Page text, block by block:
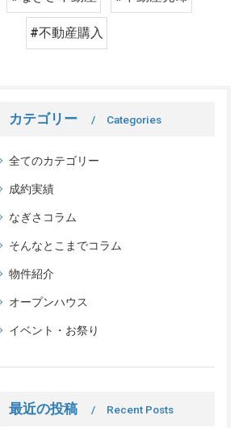
#不動産購入
カテゴリー Categories
全てのカテゴリー
成約実績
なぎさコラム
そんなとこまでコラム
物件紹介
オープンハウス
イベント・お祭り
最近の投稿 Recent Posts